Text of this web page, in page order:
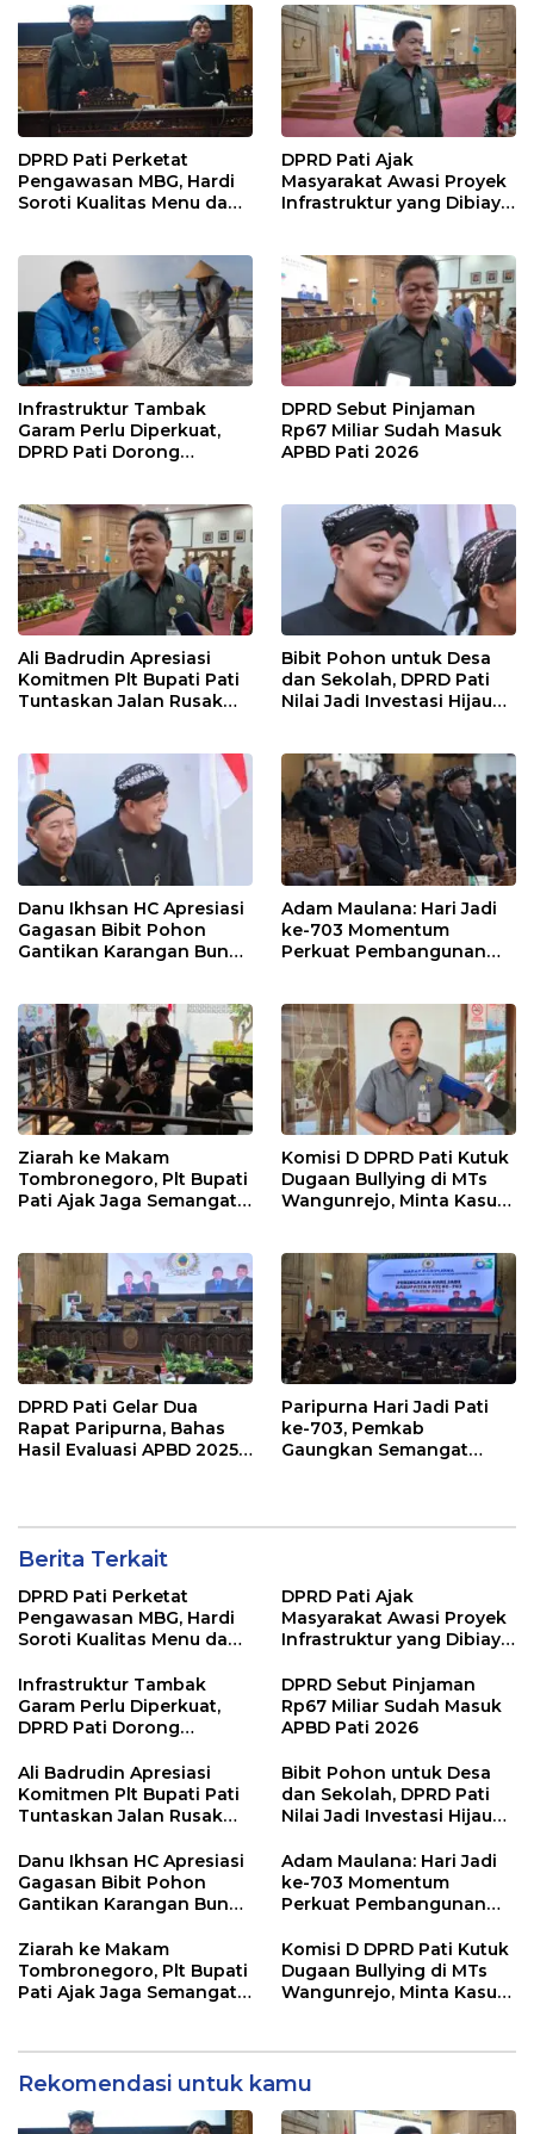
DPRD Pati Perketat
Pengawasan MBG, Hardi
Soroti Kualitas Menu dan
DPRD Pati Ajak
Masyarakat Awasi Proyek
Infrastruktur yang Dibiayai
Infrastruktur Tambak
Garam Perlu Diperkuat,
DPRD Pati Dorong
DPRD Sebut Pinjaman
Rp67 Miliar Sudah Masuk
APBD Pati 2026
Ali Badrudin Apresiasi
Komitmen Plt Bupati Pati
Tuntaskan Jalan Rusak
Bibit Pohon untuk Desa
dan Sekolah, DPRD Pati
Nilai Jadi Investasi Hijau
Danu Ikhsan HC Apresiasi
Gagasan Bibit Pohon
Gantikan Karangan Bunga
Adam Maulana: Hari Jadi
ke-703 Momentum
Perkuat Pembangunan
Ziarah ke Makam
Tombronegoro, Plt Bupati
Pati Ajak Jaga Semangat
Berkualitas
Komisi D DPRD Pati Kutuk
Dugaan Bullying di MTs
Wangunrejo, Minta Kasus
DPRD Pati Gelar Dua
Rapat Paripurna, Bahas
Hasil Evaluasi APBD 2025
Paripurna Hari Jadi Pati
ke-703, Pemkab
Gaungkan Semangat
Berita Terkait
DPRD Pati Perketat
Pengawasan MBG, Hardi
Soroti Kualitas Menu dan
DPRD Pati Ajak
Masyarakat Awasi Proyek
Infrastruktur yang Dibiayai
Infrastruktur Tambak
Garam Perlu Diperkuat,
DPRD Pati Dorong
Dukungan Lebih Serius
DPRD Sebut Pinjaman
Rp67 Miliar Sudah Masuk
APBD Pati 2026
Ali Badrudin Apresiasi
Komitmen Plt Bupati Pati
Tuntaskan Jalan Rusak
Bibit Pohon untuk Desa
dan Sekolah, DPRD Pati
Nilai Jadi Investasi Hijau
Danu Ikhsan HC Apresiasi
Gagasan Bibit Pohon
Gantikan Karangan Bunga
Adam Maulana: Hari Jadi
ke-703 Momentum
Perkuat Pembangunan
Masyarakat Pati
Ziarah ke Makam
Tombronegoro, Plt Bupati
Pati Ajak Jaga Semangat
Berkualitas
Komisi D DPRD Pati Kutuk
Dugaan Bullying di MTs
Wangunrejo, Minta Kasus
Rekomendasi untuk kamu